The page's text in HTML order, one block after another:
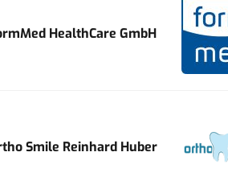
HealthCare GmbH
Smile Reinhard Huber